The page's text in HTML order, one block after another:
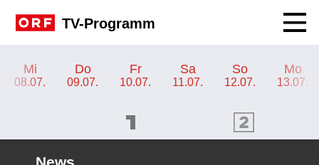
TV-Programm
Mi
08.07.
Do
09.07.
Fr
10.07.
Sa
11.07.
So
12.07.
Mo
13.07.
ORF 2 Programm